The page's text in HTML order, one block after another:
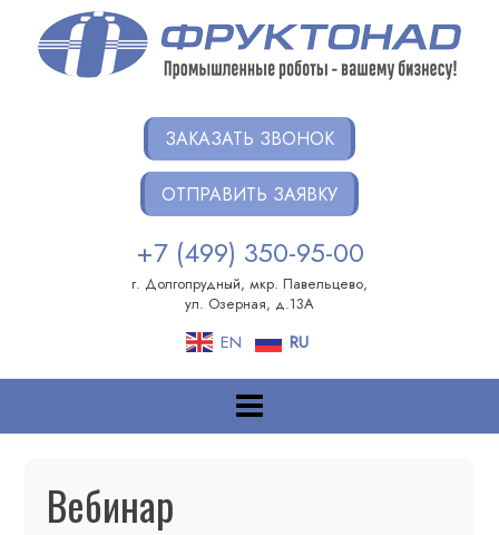
Перейти
содержанию
ФРУКТОНАД ГРУПП
ЗАКАЗАТЬ ЗВОНОК
ОТПРАВИТЬ ЗАЯВКУ
+7 (499) 350-95-00
г. Долгопрудный, мкр. Павельцево,
ул. Озерная, д.13А
EN RU
Вебинар